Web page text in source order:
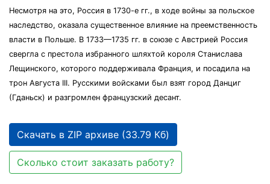
Несмотря на это, Россия в 1730-е гг., в ходе войны за польское
наследство, оказала существенное влияние на преемственность
власти в Польше. В 1733—1735 гг. в союзе с Австрией Россия
свергла с престола избранного шляхтой короля Станислава
Лещинского, которого поддерживала Франция, и посадила на
трон Августа III. Русскими войсками был взят город Данциг
(Гданьск) и разгромлен французский десант.
Скачать в ZIP архиве (33.79 Кб)
Сколько стоит заказать работу?